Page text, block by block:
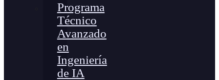
Programa
Técnico
Avanzado
en
Ingeniería
de IA